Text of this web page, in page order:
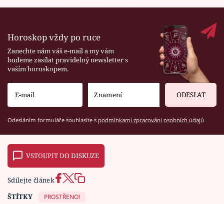
Horoskop vždy po ruce
Zanechte nám váš e-mail a my vám
budeme zasílat pravidelný newsletter s
vaším horoskopem.
ODESLAT
Odesláním formuláře souhlasíte s podmínkami zpracování osobních údajů
VSTOUPIT DO DISKUZE
Sdílejte článek
ŠTÍTKY
PROSTŘENO!